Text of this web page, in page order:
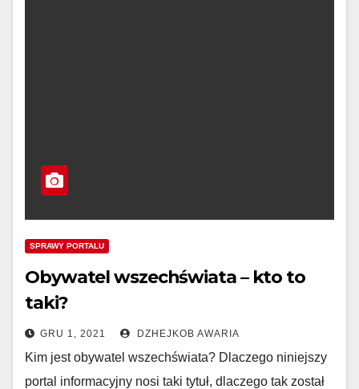
SPRAWY PORTALU
Obywatel wszechświata – kto to
taki?
GRU 1, 2021 DZHEJKOB AWARIA
Kim jest obywatel wszechświata? Dlaczego niniejszy
portal informacyjny nosi taki tytuł, dlaczego tak został